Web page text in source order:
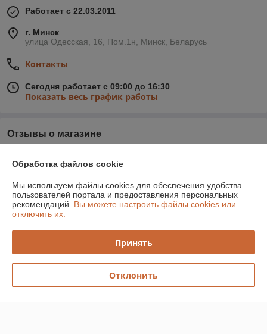
Работает с 22.03.2011
г. Минск
улица Одесская, 16, Пом.1н, Минск, Беларусь
Контакты
Сегодня работает с 09:00 до 16:30
Показать весь график работы
Отзывы о магазине
О нас
Контакты
Обработка файлов cookie
Мы используем файлы cookies для обеспечения удобства
пользователей портала и предоставления персональных
рекомендаций. Вы можете настроить файлы cookies или
отключить их.
Принять
Отклонить